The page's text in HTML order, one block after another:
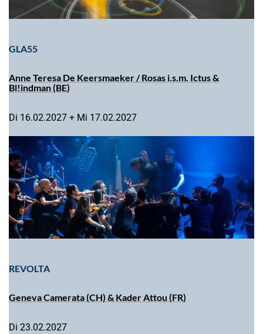
GLA55
Anne Teresa De Keersmaeker / Rosas i.s.m. Ictus &
Bl!indman (BE)
Di 16.02.2027 + Mi 17.02.2027
REVOLTA
Geneva Camerata (CH) & Kader Attou (FR)
Di 23.02.2027